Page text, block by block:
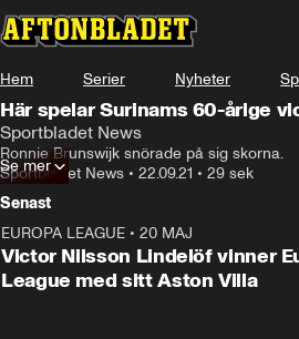
Hem Serier Nyheter
Här spelar Surinams 60-årige
Sportbladet News
Ronnie Brunswijk snörade på sig skorna.
Sportbladet News • 22.09.21 • 29 sek
Se mer
Senast
EUROPA LEAGUE • 20 MAJ
Victor Nilsson Lindelöf vinner
League med sitt Aston Villa